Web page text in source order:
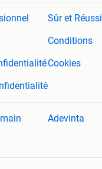
Sûr et Réussi
Conditions
Cookies
Adevinta